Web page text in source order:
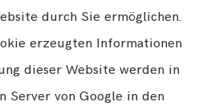
durch Sie ermöglichen.
erzeugten Informationen
dieser Website werden in
Server von Google in den